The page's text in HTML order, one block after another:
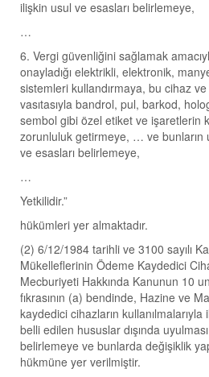
ilişkin usul ve esasları belirlemeye,
…
6. Vergi güvenliğini sağlamak
onayladığı elektrikli, elektronik,
sistemleri kullandırmaya, bu cihaz
vasıtasıyla bandrol, pul, barkod,
sembol gibi özel etiket ve işaretlerin
zorunluluk getirmeye, … ve bunların
ve esasları belirlemeye,
…
Yetkilidir.”
hükümleri yer almaktadır.
(2) 6/12/1984 tarihli ve 3100 sayılı
Mükelleflerinin Ödeme Kaydedici
Mecburiyeti Hakkında Kanunun 10
fıkrasının (a) bendinde, Hazine ve
kaydedici cihazların
belli edilen hususlar dışında
belirlemeye ve bunlarda değişiklik
hükmüne yer verilmiştir.